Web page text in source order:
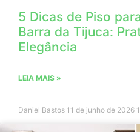
5 Dicas de Piso
Barra da Tijuca:
Elegância
LEIA MAIS »
Daniel Bastos 11 de junho de 2026